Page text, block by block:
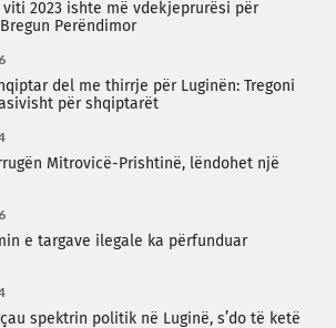
2023 ishte më vdekjeprurësi për
Perëndimor
del me thirrje për Luginën: Tregoni
për shqiptarët
Mitrovicë-Prishtinë, lëndohet një
e targave ilegale ka përfunduar
spektrin politik në Luginë, s’do të ketë